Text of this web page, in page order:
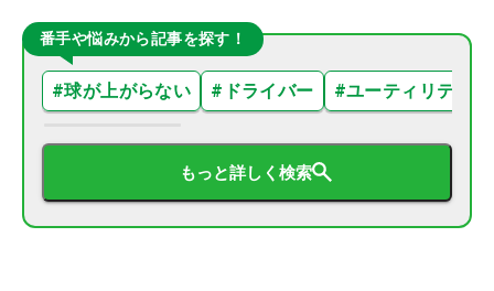
番手や悩みから記事を探す！
#球が上がらない # ドライバー #ユーティリティ
もっと詳しく検索